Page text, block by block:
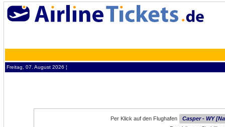
Freitag, 07. August 2026 ¦
Per Klick auf den Flughafen
Casper - WY